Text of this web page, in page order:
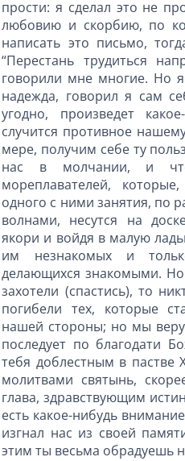
прости: я сделал это не
любовию и скорбию, по
написать это письмо,
“Перестань трудиться
говорили мне многие. Но
надежда, говорил я сам
угодно, произведет
случится противное
мере, получим себе ту
нас в молчании, и
мореплавателей,
одного с ними занятия, по
волнами, несутся на
якори и войдя в малую
им незнакомых и
делающихся знакомыми.
захотели (спастись), то
погибели тех, которые
нашей стороны; но мы
последует по благодати
тебя доблестным в
молитвами святынь,
глава, здравствующим
есть какое-нибудь
изгнал нас из своей
этим ты весьма обрадуешь